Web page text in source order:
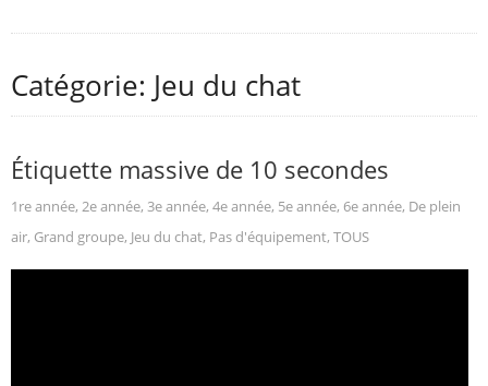
Catégorie: Jeu du chat
Étiquette massive de 10 secondes
1re année, 2e année, 3e année, 4e année, 5e année, 6e année, De plein
air, Grand groupe, Jeu du chat, Pas d'équipement, TOUS